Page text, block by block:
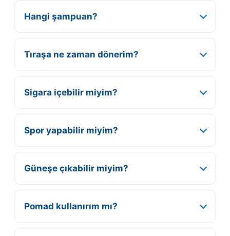
Hangi şampuan?
Tıraşa ne zaman dönerim?
Sigara içebilir miyim?
Spor yapabilir miyim?
Güneşe çıkabilir miyim?
Pomad kullanırım mı?